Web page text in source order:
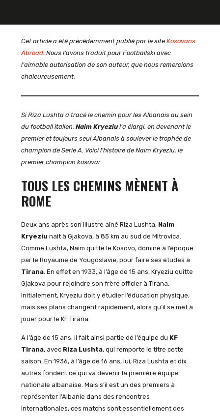
Cet article a été précédemment publié par le site Kosovans
Abroad. Nous l’avons traduit pour Footballski avec
l’aimable autorisation de son auteur, que nous remercions
chaleureusement.
Si Riza Lushta a tracé le chemin pour les Albanais au sein
du football italien, Naim Kryeziul’a élargi, en devenant le
premier et toujours seul Albanais à soulever le trophée de
champion de Serie A. Voici l’histoire de Naim Kryeziu, le
premier champion kosovar.
TOUS LES CHEMINS MÈNENT À
ROME
Deux ans après son illustre aîné Riza Lushta, Naim
Kryeziu nait à Gjakova, à 85 km au sud de Mitrovica.
Comme Lushta, Naim quitte le Kosovo, dominé à l’époque
par le Royaume de Yougoslavie, pour faire ses études à
Tirana. En effet en 1933, à l’âge de 15 ans, Kryeziu quitte
Gjakova pour rejoindre son frère officier à Tirana.
Initialement, Kryeziu doit y étudier l’éducation physique,
mais ses plans changent rapidement, alors qu’il se met à
jouer pour le KF Tirana.
A l’âge de 15 ans, il fait ainsi partie de l’équipe du KF
Tirana, avec Riza Lushta, qui remporte le titre cette
saison. En 1936, à l’âge de 16 ans, lui, Riza Lushta et dix
autres fondent ce qui va devenir la première équipe
nationale albanaise. Mais s’il est un des premiers à
représenter l’Albanie dans des rencontres
internationales, ces matchs sont essentiellement des